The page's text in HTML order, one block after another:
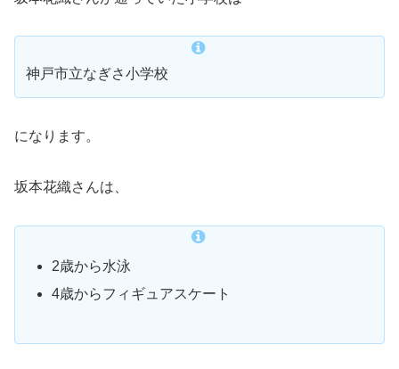
神戸市立なぎさ小学校
になります。
坂本花織さんは、
2歳から水泳
4歳からフィギュアスケート